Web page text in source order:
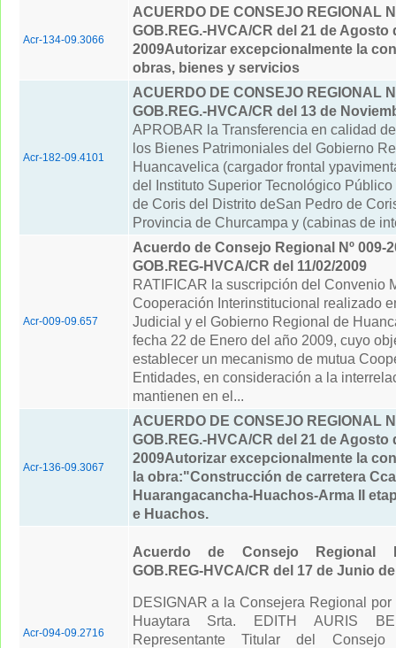
Acr-134-09.3066
ACUERDO DE CONSEJO REGIONAL
GOB.REG.-HVCA/CR del 21 de Agosto
2009Autorizar excepcionalmente la
obras, bienes y servicios
Acr-182-09.4101
ACUERDO DE CONSEJO REGIONAL
GOB.REG.-HVCA/CR del 13 de
APROBAR la Transferencia en calidad
los Bienes Patrimoniales del Gobierno
Huancavelica (cargador frontal
del Instituto Superior Tecnológico
de Coris del Distrito deSan Pedro de
Provincia de Churcampa y (cabinas de
Acr-009-09.657
Acuerdo de Consejo Regional Nº 009-
GOB.REG-HVCA/CR del 11/02/2009
RATIFICAR la suscripción del Convenio
Cooperación Interinstitucional realizado
Judicial y el Gobierno Regional de
fecha 22 de Enero del año 2009, cuyo
establecer un mecanismo de mutua
Entidades, en consideración a la
mantienen en el...
Acr-136-09.3067
ACUERDO DE CONSEJO REGIONAL
GOB.REG.-HVCA/CR del 21 de Agosto
2009Autorizar excepcionalmente la
la obra:"Construcción de carretera
Huarangacancha-Huachos-Arma II
e Huachos.
Acr-094-09.2716
Acuerdo de Consejo Regional
GOB.REG-HVCA/CR del 17 de Junio
DESIGNAR a la Consejera Regional
Huaytara Srta. EDITH AURIS
Representante Titular del